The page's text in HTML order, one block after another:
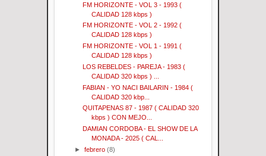
FM HORIZONTE - VOL 3 - 1993 (
CALIDAD 128 kbps )
FM HORIZONTE - VOL 2 - 1992 (
CALIDAD 128 kbps )
FM HORIZONTE - VOL 1 - 1991 (
CALIDAD 128 kbps )
LOS REBELDES - PAREJA - 1983 (
CALIDAD 320 kbps ) ...
FABIAN - YO NACI BAILARIN - 1984 (
CALIDAD 320 kbp...
QUITAPENAS 87 - 1987 ( CALIDAD 320
kbps ) CON MEJO...
DAMIAN CORDOBA - EL SHOW DE LA
MONADA - 2025 ( CAL...
►febrero (8)